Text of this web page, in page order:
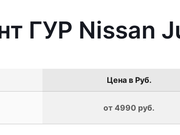
ГУР Nissan
Цена в Руб.
от 4990 руб.